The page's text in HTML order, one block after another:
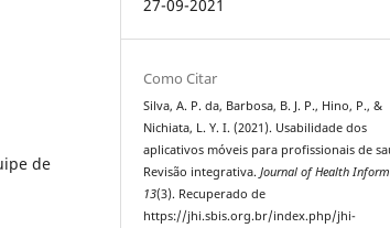
de
27-09-2021
Como Citar
Silva, A. P. da, Barbosa, B. J. P., Hino, P., &
Nichiata, L. Y. I. (2021). Usabilidade dos
aplicativos móveis para profissionais de
Revisão integrativa.Journal of Health
13(3). Recuperado de
https://jhi.sbis.org.br/index.php/jhi-